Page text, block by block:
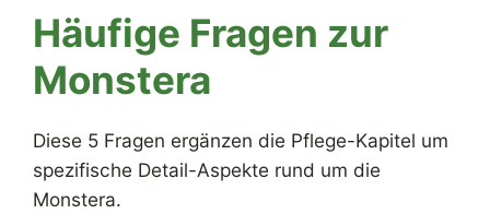
Häufige Fragen zur
Monstera
Diese 5 Fragen ergänzen die Pflege-Kapitel um
spezifische Detail-Aspekte rund um die
Monstera.